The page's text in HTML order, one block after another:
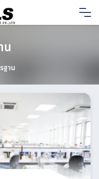
น
ฐาน